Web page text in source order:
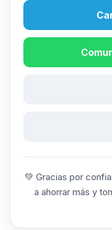
💚 Gracias por
a ahorrar más y